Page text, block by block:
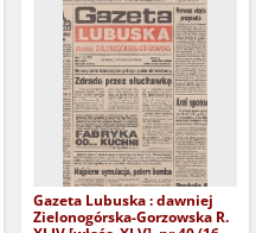
Gazeta Lubuska : dawniej
Zielonogórska-Gorzowska R.